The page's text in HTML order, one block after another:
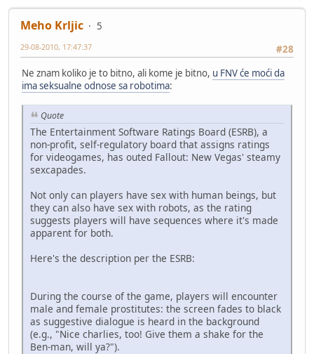
Meho Krljic
5
#28
29-08-2010, 17:47:37
Ne znam koliko je to bitno, ali kome je bitno, u FNV će moći da
ima seksualne odnose sa robotima:
Quote
The Entertainment Software Ratings Board (ESRB), a
non-profit, self-regulatory board that assigns ratings
for videogames, has outed Fallout: New Vegas' steamy
sexcapades.
Not only can players have sex with human beings, but
they can also have sex with robots, as the rating
suggests players will have sequences where it's made
apparent for both.
Here's the description per the ESRB:
During the course of the game, players will encounter
male and female prostitutes: the screen fades to black
as suggestive dialogue is heard in the background
(e.g., "Nice charlies, too! Give them a shake for the
Ben-man, will ya?").